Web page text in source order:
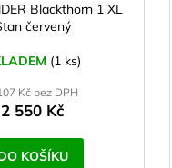
Blackthorn 1 XL
červený
(1 ks)
Kč bez DPH
2 550 Kč
KOŠÍKU